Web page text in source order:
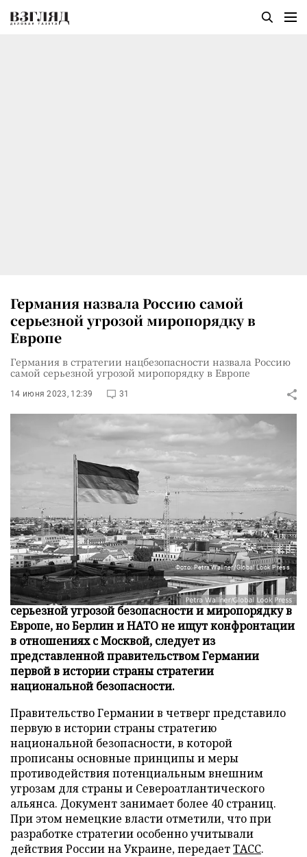
Германия назвала Россию самой
серьезной угрозой миропорядку в
Европе
Германия в стратегии нацбезопасности назвала Россию
самой серьезной угрозой миропорядку в Европе
14 июня 2023, 12:39 31
Фото: Petra Wallner/Global Look Press
Правительство Германии считает Россию самой
серьезной угрозой безопасности и миропорядку в
Европе, но Берлин и НАТО не ищут конфронтации
в отношениях с Москвой, следует из
представленной правительством Германии
первой в истории страны стратегии
национальной безопасности.
Правительство Германии в четверг представило
первую в истории страны стратегию
национальной безопасности, в которой
прописаны основные принципы и меры
противодействия потенциальным внешним
угрозам для страны и Североатлантического
альянса. Документ занимает более 40 страниц.
При этом немецкие власти отметили, что при
разработке стратегии особенно учитывали
действия России на Украине, передаетТАСС.